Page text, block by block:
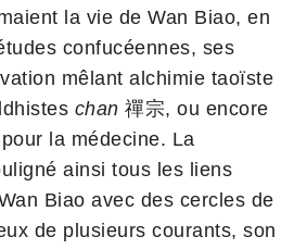
la vie de Wan Biao, en
confucéennes, ses
mêlant alchimie taoïste
chan 禪宗, ou encore
la médecine. La
ainsi tous les liens
Biao avec des cercles de
de plusieurs courants, son